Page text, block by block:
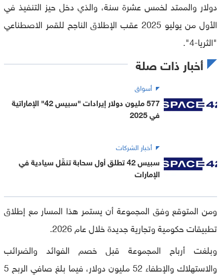
دولار والممتد لخمس عشرة سنة، والذي دخل حيز التنفيذ في
الأول من يوليو 2025 عقب الإطلاق الناجح للقمر الاصطناعي
"الثريا-4".
أخبار ذات صلة
أسواق
577 مليون دولار إيرادات "سبيس 42" الإماراتية
في 2025
أخبار الشركات
سبيس 42 تطلق أول سحابة تنقّل سيادية في
الإمارات
ومن المتوقع وفق المجموعة أن يستمر هذا المسار مع إطلاق
تطبيقات حكومية وتجارية جديدة خلال عام 2026.
وبلغت أرباح المجموعة قبل خصم الفوائد والضرائب
والاستهلاك والإطفاء 52 مليون دولار، فيما بلغ صافي الربح 5